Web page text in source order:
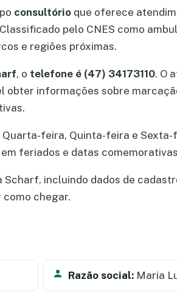
consultório que oferece
pelo CNES como
e regiões próximas.
, o telefone é (47) 34173110. O
obter informações sobre
feira, Quinta-feira e Sexta-
feriados e datas
incluindo dados de
como chegar.
Razão social: Maria